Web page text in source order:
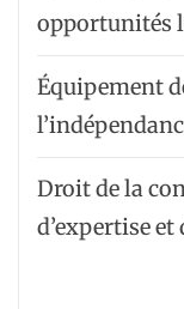
opportunités
Équipement
Droit de la
d’expertise